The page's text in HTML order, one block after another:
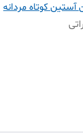
آستین کوتاه مردانه